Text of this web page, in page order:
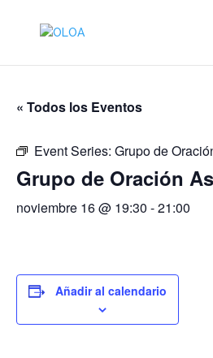
« Todos los Eventos
Event Series: Grupo de
Grupo de Oración
noviembre 16 @ 19:30 -21:00
Añadir al calendario